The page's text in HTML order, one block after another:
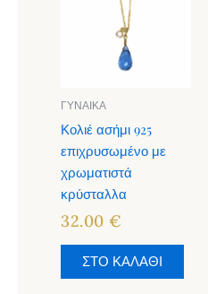
ΓΥΝΑΙΚΑ
Κολιέ ασήμι 925
επιχρυσωμένο με
χρωματιστά
κρύσταλλα
32.00 €
ΣΤΟ ΚΑΛΑΘΙ